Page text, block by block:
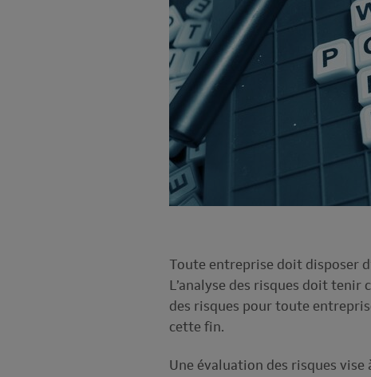
Toute entreprise doit disposer
L’analyse des risques doit tenir
des risques pour toute
cette fin.
Une évaluation des risques